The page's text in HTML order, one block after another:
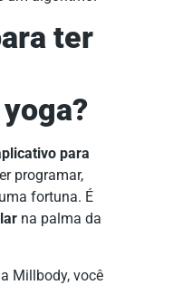
ter
para
programar,
fortuna. É
na palma da
Millbody, você